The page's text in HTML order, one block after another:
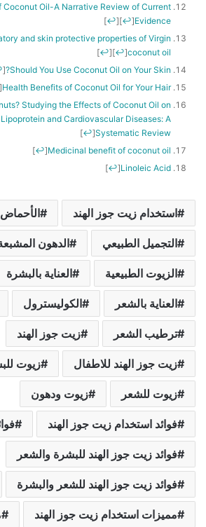
Coconut Oil-A Narrative Review of Current
Evidence
[
↩
]
[
↩
]
and skin protective properties of Virgin
coconut oil
[
↩
]
[
↩
]
Should You Use Coconut Oil on Your Skin?
[
Health Benefits of Coconut Oil for Your Hair
[
Studying the Effects of Coconut Oil on
and Cardiovascular Diseases: A
Systematic Review
[
↩
]
Medicinal benefit of coconut oil
[
↩
]
Linoleic Acid
[
↩
]
استخدام زيت جوز الهند الأحماض
التجميل الطبيعي الدهون
الزيوت الطبيعية العناية بالبشرة
العناية بالشعر الكوليسترول
ترطيب الشعر زيت جوز الهند
زيت جوز الهند للاطفال زيوت
زيوت للشعر زيوت ودهون
فوائد استخدام زيت جوز الهند
فوائد زيت جوز الهند للبشرة والشعر
فوائد زيت جوز الهند للشعر والبشرة
مميزات استخدام زيت جوز الهند